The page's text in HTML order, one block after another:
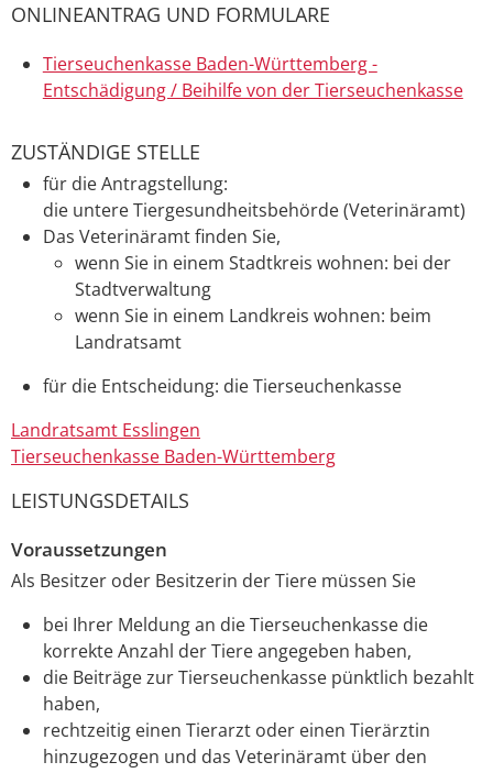
ONLINEANTRAG UND FORMULARE
Tierseuchenkasse Baden-Württemberg -
Entschädigung / Beihilfe von der Tierseuchenkasse
ZUSTÄNDIGE STELLE
für die Antragstellung:
die untere Tiergesundheitsbehörde (Veterinäramt)
Das Veterinäramt finden Sie,
wenn Sie in einem Stadtkreis wohnen: bei der
Stadtverwaltung
wenn Sie in einem Landkreis wohnen: beim
Landratsamt
für die Entscheidung: die Tierseuchenkasse
Landratsamt Esslingen
Tierseuchenkasse Baden-Württemberg
LEISTUNGSDETAILS
Voraussetzungen
Als Besitzer oder Besitzerin der Tiere müssen Sie
bei Ihrer Meldung an die Tierseuchenkasse die
korrekte Anzahl der Tiere angegeben haben,
die Beiträge zur Tierseuchenkasse pünktlich bezahlt
haben,
rechtzeitig einen Tierarzt oder einen Tierärztin
hinzugezogen und das Veterinäramt über den